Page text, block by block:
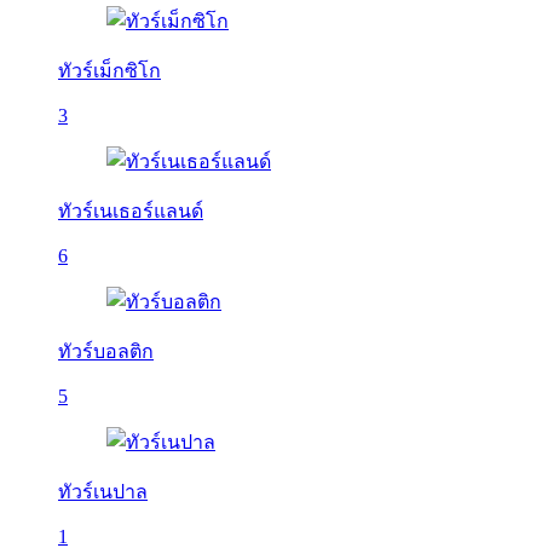
ทัวร์เม็กซิโก
3
ทัวร์เนเธอร์แลนด์
6
ทัวร์บอลติก
5
ทัวร์เนปาล
1